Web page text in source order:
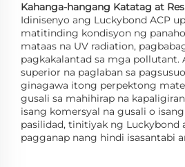
Kahanga-hangang Katatag at
Idinisenyo ang Luckybond ACP
matitinding kondisyon ng
mataas na UV radiation,
pagkakalantad sa mga pollutant.
superior na paglaban sa
ginagawa itong perpektong
gusali sa mahihirap na
isang komersyal na gusali o
pasilidad, tinitiyak ng Luckybond
pagganap nang hindi isasantabi